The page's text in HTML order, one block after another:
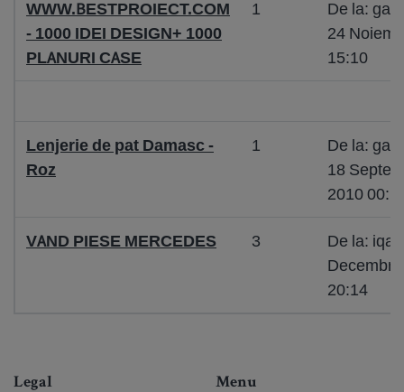
WWW.BESTPROIECT.COM
- 1000 IDEI DESIGN+ 1000
PLANURI CASE
1
De la:
24
15:10
Lenjerie de pat Damasc -
Roz
1
De la:
18
2010
VAND PIESE MERCEDES 3
De la:
20:14
Legal Menu